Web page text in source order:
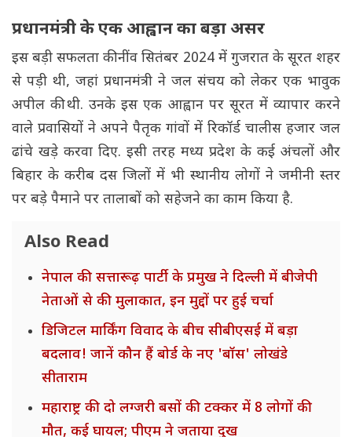
प्रधानमंत्री के एक आह्वान का बड़ा असर
इस बड़ी सफलता की नींव सितंबर 2024 में गुजरात के सूरत शहर
से पड़ी थी, जहां प्रधानमंत्री ने जल संचय को लेकर एक भावुक
अपील की थी. उनके इस एक आह्वान पर सूरत में व्यापार करने
वाले प्रवासियों ने अपने पैतृक गांवों में रिकॉर्ड चालीस हजार जल
ढांचे खड़े करवा दिए. इसी तरह मध्य प्रदेश के कई अंचलों और
बिहार के करीब दस जिलों में भी स्थानीय लोगों ने जमीनी स्तर
पर बड़े पैमाने पर तालाबों को सहेजने का काम किया है.
Also Read
नेपाल की सत्तारूढ़ पार्टी के प्रमुख ने दिल्ली में बीजेपी
नेताओं से की मुलाकात, इन मुद्दों पर हुई चर्चा
डिजिटल मार्किंग विवाद के बीच सीबीएसई में बड़ा
बदलाव! जानें कौन हैं बोर्ड के नए 'बॉस' लोखंडे
सीताराम
महाराष्ट्र की दो लग्जरी बसों की टक्कर में 8 लोगों की
मौत, कई घायल; पीएम ने जताया दुख